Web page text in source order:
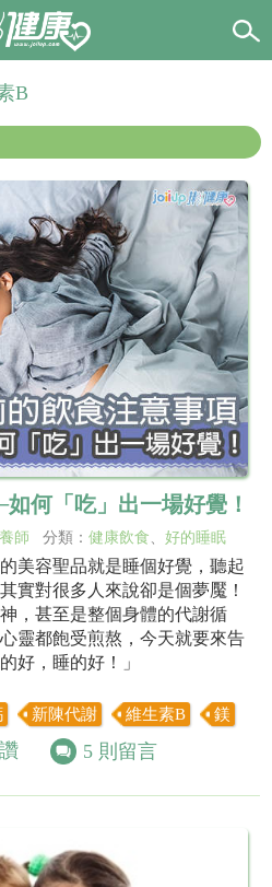
B
何「吃」出一場好覺！
師 分類： 健康飲食 、 好的睡眠
美容聖品就是睡個好覺，聽起
實對很多人來說卻是個夢魘！
，甚至是整個身體的代謝循
靈都飽受煎熬，今天就要來告
好，睡的好！」
新陳代謝 維生素B 鎂
5 則留言